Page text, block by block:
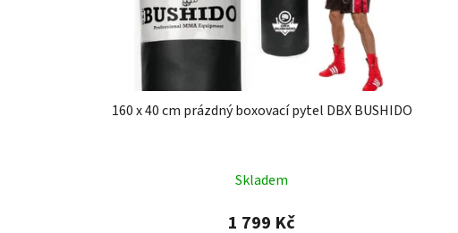
160 x 40 cm prázdný boxovací pytel DBX BUSHIDO
Skladem
1 799 Kč